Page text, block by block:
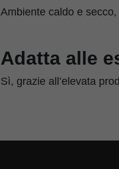
Ambiente caldo e
Adatta alle
Sì, grazie all’elevata